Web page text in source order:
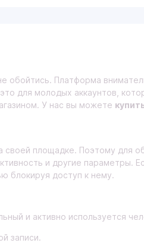
обойтись. Платформа
для молодых аккаунтов,
У нас вы можете
своей площадке. Поэтому для
и другие параметры.
блокируя доступ к нему.
и активно используется
записи.